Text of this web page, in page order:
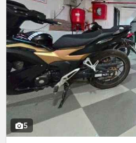
5